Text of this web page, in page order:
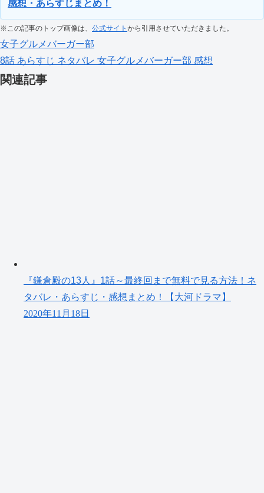
感想・あらすじまとめ！
※この記事のトップ画像は、 公式サイト から引用させていただきました。
女子グルメバーガー部
8話 あらすじ ネタバレ 女子グルメバーガー部 感想
関連記事
『鎌倉殿の13人』1話～最終回まで無料で見る方法！ネ
タバレ・あらすじ・感想まとめ！【大河ドラマ】
2020年11月18日